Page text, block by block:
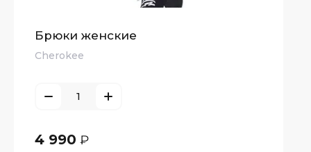
Брюки женские
Cherokee
4 990 ₽